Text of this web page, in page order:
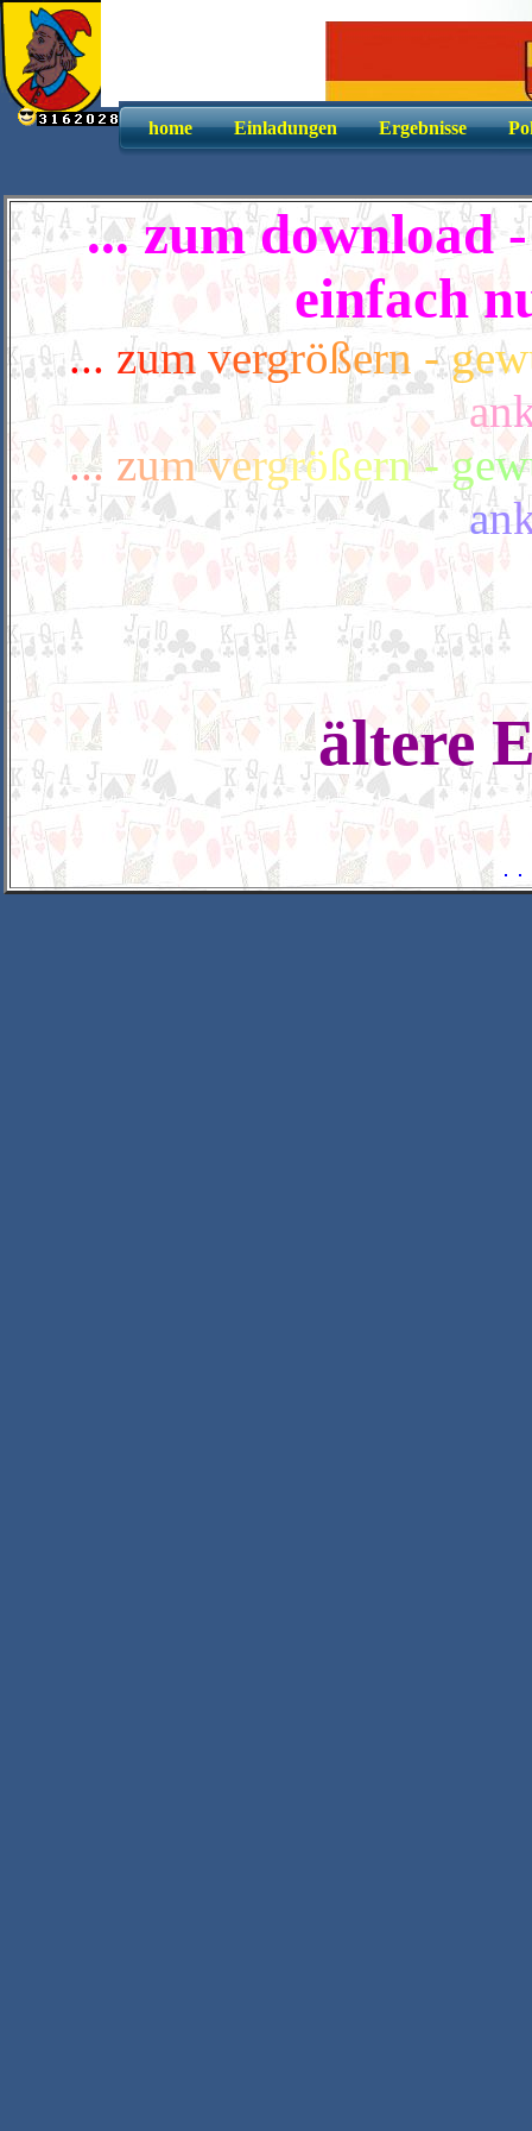
home Einladungen Ergebnisse
... zum download
einfach
... zum vergrößern - gew
an
... zum vergrößern - gew
an
ältere